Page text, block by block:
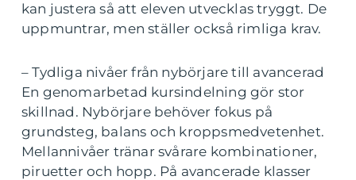
kan justera så att eleven utvecklas tryggt. De
uppmuntrar, men ställer också rimliga krav.
– Tydliga nivåer från nybörjare till avancerad
En genomarbetad kursindelning gör stor
skillnad. Nybörjare behöver fokus på
grundsteg, balans och kroppsmedvetenhet.
Mellannivåer tränar svårare kombinationer,
piruetter och hopp. På avancerade klasser